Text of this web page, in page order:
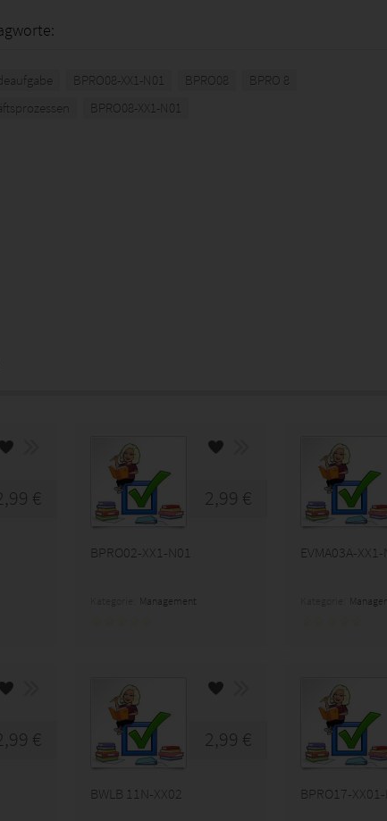
BPRO08-XX1-N01 BPRO08
BPRO 8
BPRO08-XX1-N01
€ 2,99 €
BPRO02-XX1-N01
Management
EVMA03A-
€ 2,99 €
BWLB 11N-XX02 BPRO17-